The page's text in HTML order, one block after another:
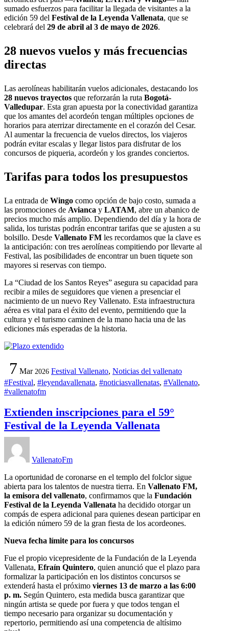
sumado esfuerzos para facilitar la llegada de visitantes a la
edición 59 del Festival de la Leyenda Vallenata, que se
celebrará del 29 de abril al 3 de mayo de 2026.
28 nuevos vuelos y más frecuencias
directas
Las aerolíneas habilitarán vuelos adicionales, destacando los
28 nuevos trayectos que reforzarán la ruta Bogotá-
Valledupar. Esta gran apuesta por la conectividad garantiza
que los amantes del acordeón tengan múltiples opciones de
horarios para aterrizar directamente en el corazón del Cesar.
Al aumentar la frecuencia de vuelos directos, los viajeros
podrán evitar escalas y llegar listos para disfrutar de los
concursos de piqueria, acordeón y los grandes conciertos.
Tarifas para todos los presupuestos
La entrada de Wingo como opción de bajo costo, sumada a
las promociones de Avianca y LATAM, abre un abanico de
precios mucho más amplio. Dependiendo del día y la hora de
salida, los turistas podrán encontrar tarifas que se ajusten a su
bolsillo. Desde Vallenato FM les recordamos que la clave es
la anticipación: con tres aerolíneas compitiendo por llevarte al
Festival, las posibilidades de encontrar un buen tiquete son
mayores si reservas con tiempo.
La “Ciudad de los Santos Reyes” asegura su capacidad para
recibir a miles de seguidores que vienen a presenciar el
nacimiento de un nuevo Rey Vallenato. Esta infraestructura
aérea es vital para el éxito del evento, permitiendo que la
cultura y el turismo caminen de la mano hacia una de las
ediciones más esperadas de la historia.
7 Mar 2026 Festival Vallenato, Noticias del vallenato
#Festival, #leyendavallenata, #noticiasvallenatas, #Vallenato,
#vallenatofm
Extienden inscripciones para el 59°
Festival de la Leyenda Vallenata
VallenatoFm
La oportunidad de coronarse en el templo del folclor sigue
abierta para los talentos de nuestra tierra. En Vallenato FM,
la emisora del vallenato, confirmamos que la Fundación
Festival de la Leyenda Vallenata ha decidido otorgar un
compás de espera adicional para quienes desean participar en
la edición número 59 de la gran fiesta de los acordeones.
Nueva fecha límite para los concursos
Fue el propio vicepresidente de la Fundación de la Leyenda
Vallenata, Efraín Quintero, quien anunció que el plazo para
formalizar la participación en los distintos concursos se
extenderá hasta el próximo viernes 13 de marzo a las 6:00
p. m. Según Quintero, esta medida busca garantizar que
ningún artista se quede por fuera y que todos tengan el
tiempo necesario para organizar su documentación y
repertorio, permitiendo así una competencia de altísimo